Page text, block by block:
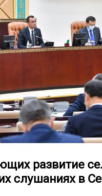
развитие
слушаниях в